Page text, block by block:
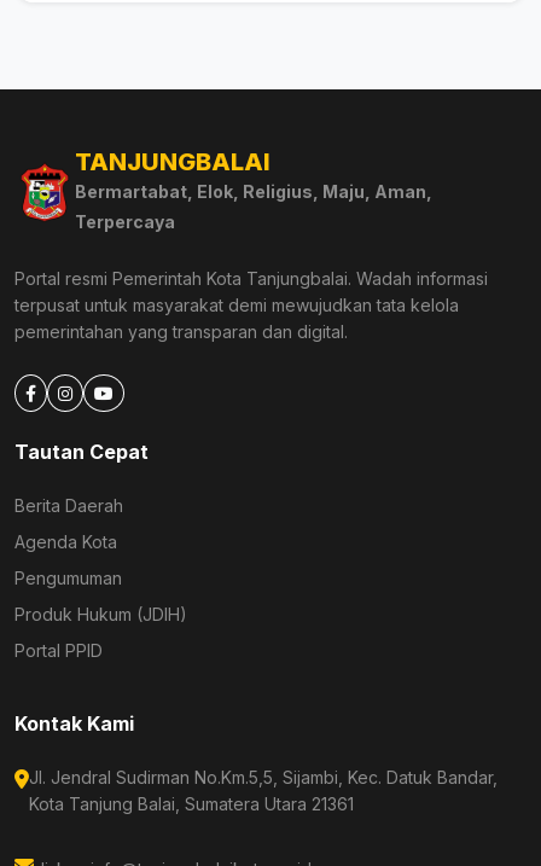
TANJUNGBALAI
Bermartabat, Elok, Religius, Maju, Aman,
Terpercaya
Portal resmi Pemerintah Kota Tanjungbalai. Wadah informasi
terpusat untuk masyarakat demi mewujudkan tata kelola
pemerintahan yang transparan dan digital.
Tautan Cepat
Berita Daerah
Agenda Kota
Pengumuman
Produk Hukum (JDIH)
Portal PPID
Kontak Kami
Jl. Jendral Sudirman No.Km.5,5, Sijambi, Kec. Datuk Bandar,
Kota Tanjung Balai, Sumatera Utara 21361